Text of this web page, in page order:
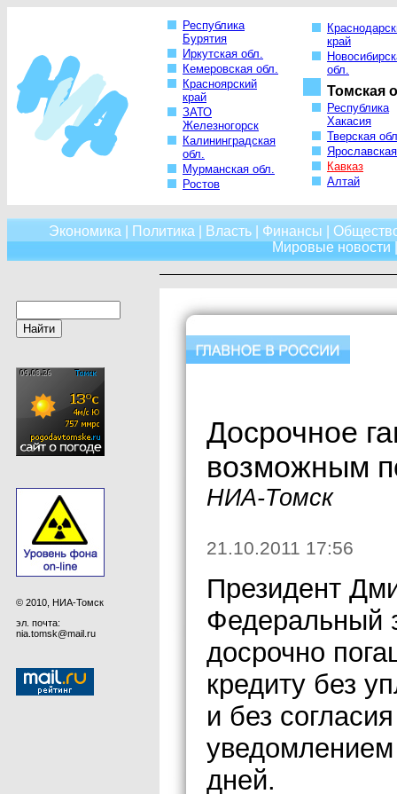
Республика
Бурятия
Иркутская обл.
Кемеровская обл.
Красноярский
край
ЗАТО
Железногорск
Калининградская
обл.
Мурманская обл.
Ростов
край
обл.
Томская
Республика
Хакасия
Тверская
Кавказ
Алтай
Экономика Политика Власть Финансы
Мировые новости
© 2010, НИА-Томск
эл. почта:
nia.tomsk@mail.ru
Досрочное
возможным
НИА-Томск
21.10.2011 17:56
Президент
Федеральный
досрочно
кредиту без
и без
дней.